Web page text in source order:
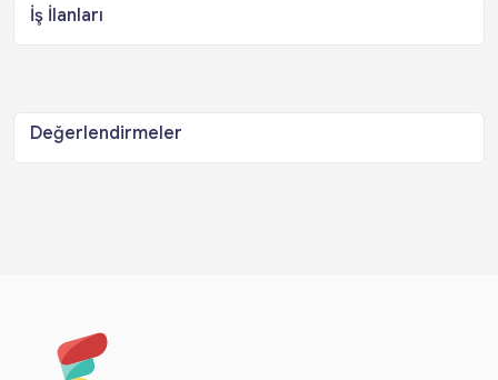
İş İlanları
Değerlendirmeler